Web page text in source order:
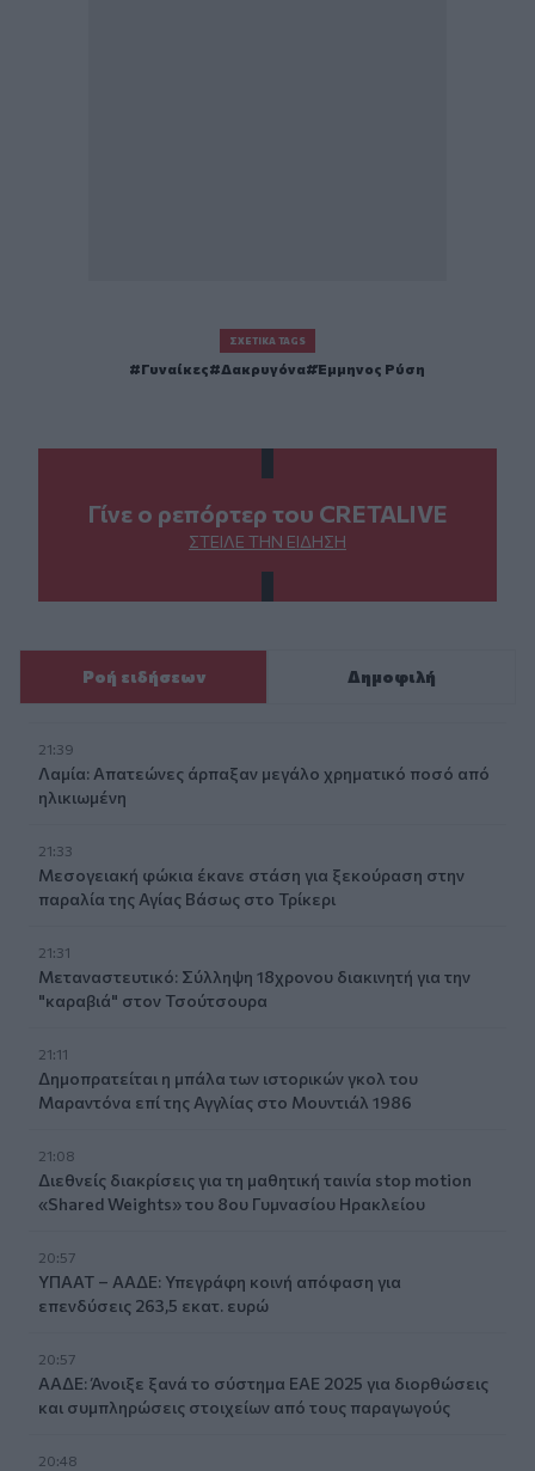
ΣΧΕΤΙΚΆ TAGS
Γυναίκες Δακρυγόνα Έμμηνος Ρύση
Γίνε ο ρεπόρτερ του CRETALIVE
ΣΤΕΊΛΕ ΤΗΝ ΕΊΔΗΣΗ
Ροή ειδήσεων Δημοφιλή
21:39
Λαμία: Απατεώνες άρπαξαν μεγάλο χρηματικό ποσό από
ηλικιωμένη
21:33
Μεσογειακή φώκια έκανε στάση για ξεκούραση στην
παραλία της Αγίας Βάσως στο Τρίκερι
21:31
Μεταναστευτικό: Σύλληψη 18χρονου διακινητή για την
"καραβιά" στον Τσούτσουρα
21:11
Δημοπρατείται η μπάλα των ιστορικών γκολ του
Μαραντόνα επί της Αγγλίας στο Μουντιάλ 1986
21:08
Διεθνείς διακρίσεις για τη μαθητική ταινία stop motion
«Shared Weights» του 8ου Γυμνασίου Ηρακλείου
20:57
ΥΠΑΑΤ – ΑΑΔΕ: Υπεγράφη κοινή απόφαση για
επενδύσεις 263,5 εκατ. ευρώ
20:57
ΑΑΔΕ: Άνοιξε ξανά το σύστημα ΕΑΕ 2025 για διορθώσεις
και συμπληρώσεις στοιχείων από τους παραγωγούς
20:48